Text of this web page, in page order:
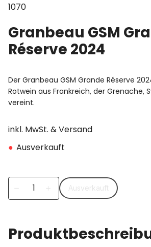
1070
Granbeau GSM
Réserve 2024
Der Granbeau GSM Grande Réserve
Rotwein aus Frankreich, der Grenache,
vereint.
inkl. MwSt. & Versand
● Ausverkauft
remove add Ausverkauft